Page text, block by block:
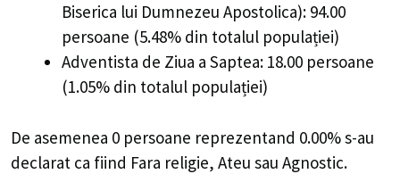
Biserica lui Dumnezeu Apostolica): 94.00
persoane (5.48% din totalul populației)
Adventista de Ziua a Saptea: 18.00 persoane
(1.05% din totalul populației)
De asemenea 0 persoane reprezentand 0.00% s-au
declarat ca fiind Fara religie, Ateu sau Agnostic.